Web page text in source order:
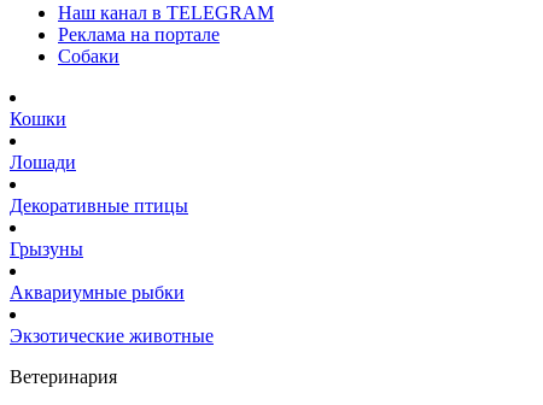
Наш канал в TELEGRAM
Реклама на портале
Собаки
Кошки
Лошади
Декоративные птицы
Грызуны
Аквариумные рыбки
Экзотические животные
Ветеринария